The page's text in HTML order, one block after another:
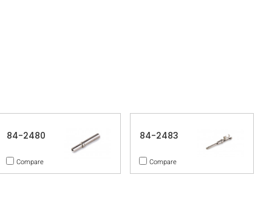
84-2480
Compare
84-2483
Compare